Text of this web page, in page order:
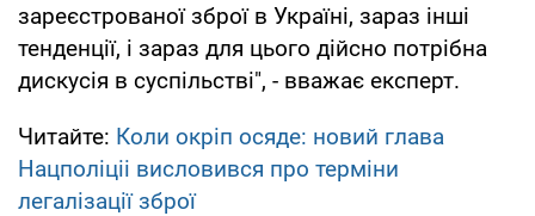
зареєстрованої зброї в Україні, зараз інші
тенденції, і зараз для цього дійсно потрібна
дискусія в суспільстві", - вважає експерт.
Читайте: Коли окріп осяде: новий глава
Нацполіціі висловився про терміни
легалізації зброї